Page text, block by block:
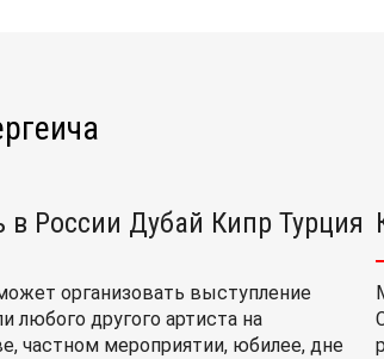
в России Дубай Кипр Турция
организовать выступление
любого другого артиста на
частном мероприятии, юбилее, дне